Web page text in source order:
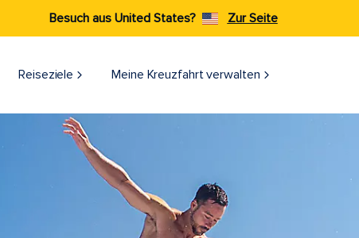
Besuch aus United States? Zur Seite
Reiseziele​ Meine Kreuzfahrt verwalten